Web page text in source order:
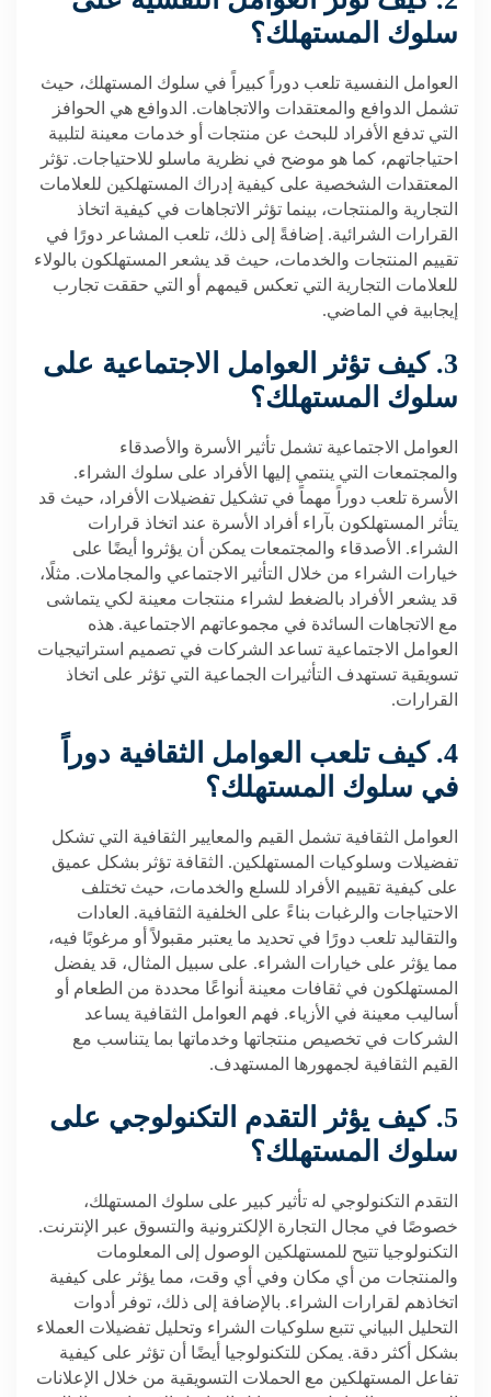
سلوك المستهلك؟
العوامل النفسية تلعب دوراً كبيراً في سلوك المستهلك، حيث
تشمل الدوافع والمعتقدات والاتجاهات. الدوافع هي الحوافز
التي تدفع الأفراد للبحث عن منتجات أو خدمات معينة لتلبية
احتياجاتهم، كما هو موضح في نظرية ماسلو للاحتياجات. تؤثر
المعتقدات الشخصية على كيفية إدراك المستهلكين للعلامات
التجارية والمنتجات، بينما تؤثر الاتجاهات في كيفية اتخاذ
القرارات الشرائية. إضافةً إلى ذلك، تلعب المشاعر دورًا في
تقييم المنتجات والخدمات، حيث قد يشعر المستهلكون بالولاء
للعلامات التجارية التي تعكس قيمهم أو التي حققت تجارب
إيجابية في الماضي.
3. كيف تؤثر العوامل الاجتماعية على
سلوك المستهلك؟
العوامل الاجتماعية تشمل تأثير الأسرة والأصدقاء
والمجتمعات التي ينتمي إليها الأفراد على سلوك الشراء.
الأسرة تلعب دوراً مهماً في تشكيل تفضيلات الأفراد، حيث قد
يتأثر المستهلكون بآراء أفراد الأسرة عند اتخاذ قرارات
الشراء. الأصدقاء والمجتمعات يمكن أن يؤثروا أيضًا على
خيارات الشراء من خلال التأثير الاجتماعي والمجاملات. مثلًا،
قد يشعر الأفراد بالضغط لشراء منتجات معينة لكي يتماشى
مع الاتجاهات السائدة في مجموعاتهم الاجتماعية. هذه
العوامل الاجتماعية تساعد الشركات في تصميم استراتيجيات
تسويقية تستهدف التأثيرات الجماعية التي تؤثر على اتخاذ
القرارات.
4. كيف تلعب العوامل الثقافية دوراً
في سلوك المستهلك؟
العوامل الثقافية تشمل القيم والمعايير الثقافية التي تشكل
تفضيلات وسلوكيات المستهلكين. الثقافة تؤثر بشكل عميق
على كيفية تقييم الأفراد للسلع والخدمات، حيث تختلف
الاحتياجات والرغبات بناءً على الخلفية الثقافية. العادات
والتقاليد تلعب دورًا في تحديد ما يعتبر مقبولاً أو مرغوبًا فيه،
مما يؤثر على خيارات الشراء. على سبيل المثال، قد يفضل
المستهلكون في ثقافات معينة أنواعًا محددة من الطعام أو
أساليب معينة في الأزياء. فهم العوامل الثقافية يساعد
الشركات في تخصيص منتجاتها وخدماتها بما يتناسب مع
القيم الثقافية لجمهورها المستهدف.
5. كيف يؤثر التقدم التكنولوجي على
سلوك المستهلك؟
التقدم التكنولوجي له تأثير كبير على سلوك المستهلك،
خصوصًا في مجال التجارة الإلكترونية والتسوق عبر الإنترنت.
التكنولوجيا تتيح للمستهلكين الوصول إلى المعلومات
والمنتجات من أي مكان وفي أي وقت، مما يؤثر على كيفية
اتخاذهم لقرارات الشراء. بالإضافة إلى ذلك، توفر أدوات
التحليل البياني تتبع سلوكيات الشراء وتحليل تفضيلات العملاء
بشكل أكثر دقة. يمكن للتكنولوجيا أيضًا أن تؤثر على كيفية
تفاعل المستهلكين مع الحملات التسويقية من خلال الإعلانات